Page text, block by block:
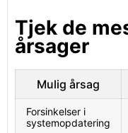
Tjek de
årsager
Mulig årsag
Forsinkelser i
systemopdatering